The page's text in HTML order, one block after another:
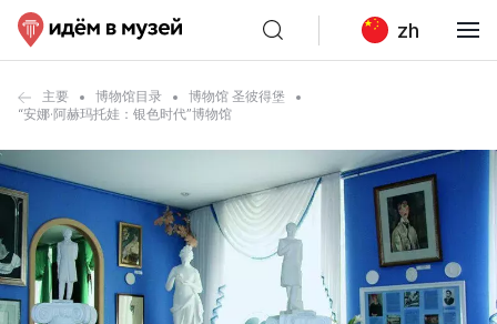
zh
主要 博物馆目录
博物馆 圣彼得堡
“安娜·阿赫玛托娃：银色时代”博物馆